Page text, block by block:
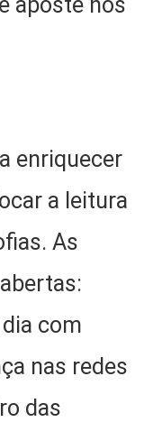
enriquecer
a leitura
As
com
nas redes
das